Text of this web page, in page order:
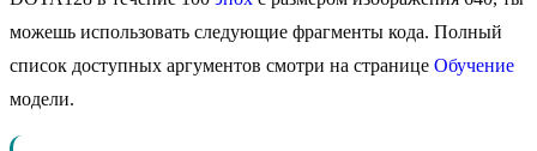
можешь использовать следующие фрагменты кода. Полный
список доступных аргументов смотри на странице Обучение
модели.